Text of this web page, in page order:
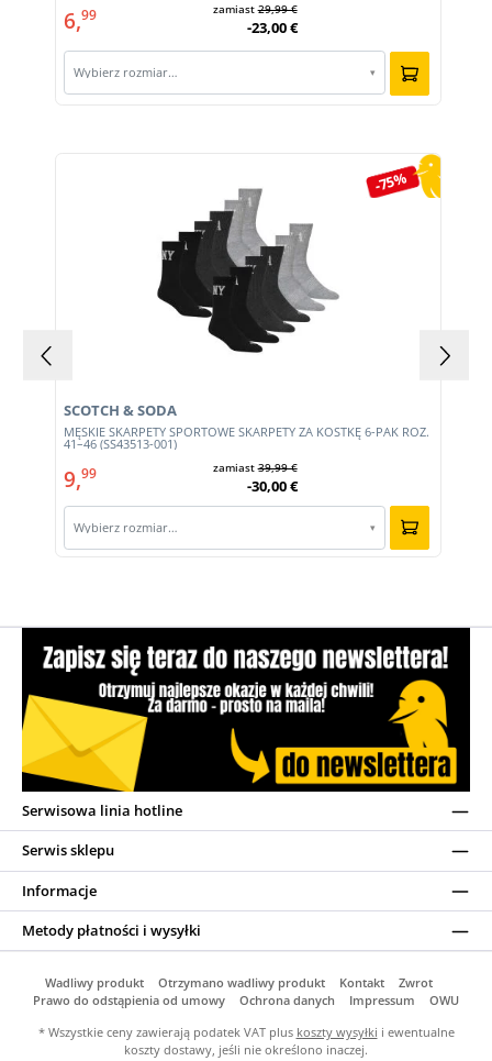
6,99 zamiast29,99 €
-23,00 €
Wybierz rozmiar… ▾
-75%
MĘSKIE SKARPETY SPORTOWE SKARPETY ZA KOSTKĘ 6-PAK ROZ.
41–46 (SS43513-001)
SCOTCH & SODA
9,99 zamiast39,99 €
-30,00 €
Wybierz rozmiar… ▾
Serwisowa linia hotline
Serwis sklepu
Informacje
Metody płatności i wysyłki
Wadliwy produkt Otrzymano wadliwy produkt Kontakt
Zwrot
Prawo do odstąpienia od umowy
Ochrona danych Impressum
OWU
* Wszystkie ceny zawierają podatek VAT plus koszty wysyłki i ewentualne
koszty dostawy, jeśli nie określono inaczej.